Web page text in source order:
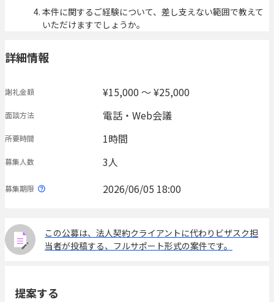
本件に関するご経験について、差し支えない範囲で教えて
いただけますでしょうか。
詳細情報
謝礼金額 ¥15,000 〜 ¥25,000
面談方法 電話・Web会議
所要時間 1時間
募集人数 3人
募集期限 2026/06/05 18:00
この公募は、法人契約クライアントに代わりビザスク担
当者が投稿する、フルサポート形式の案件です。
提案する